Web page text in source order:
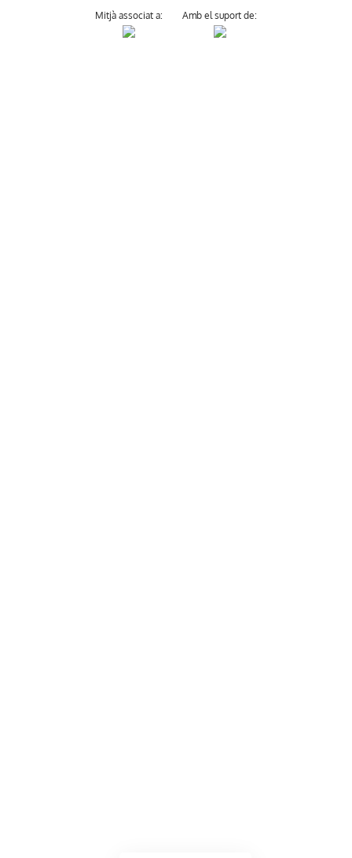
Mitjà associat a: Amb el suport de: